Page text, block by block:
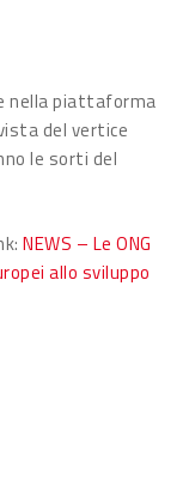
nella piattaforma
del vertice
le sorti del
NEWS – Le ONG
allo sviluppo